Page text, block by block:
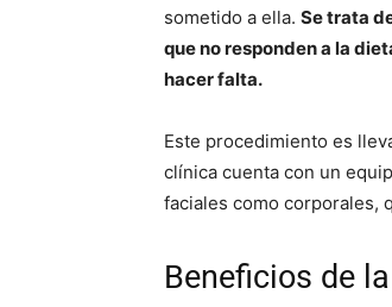
sometido a ella. Se trata
que no responden a la
hacer falta.
Este procedimiento es
clínica cuenta con un
faciales como corporales,
Beneficios de